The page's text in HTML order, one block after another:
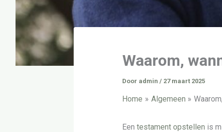
Waarom,
Door admin / 27 maart 2025
Home Algemeen
Een testament opstellen is